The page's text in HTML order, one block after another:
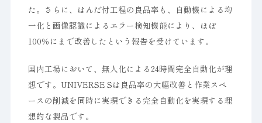
た。さらに、はんだ付工程の良品率も、自動機による均
一化と画像認識によるエラー検知機能により、ほぼ
100％にまで改善したという報告を受けています。
国内工場において、無人化による24時間完全自動化が理
想です。UNIVERSE Sは良品率の大幅改善と作業スペ
ースの削減を同時に実現できる完全自動化を実現する理
想的な製品です。